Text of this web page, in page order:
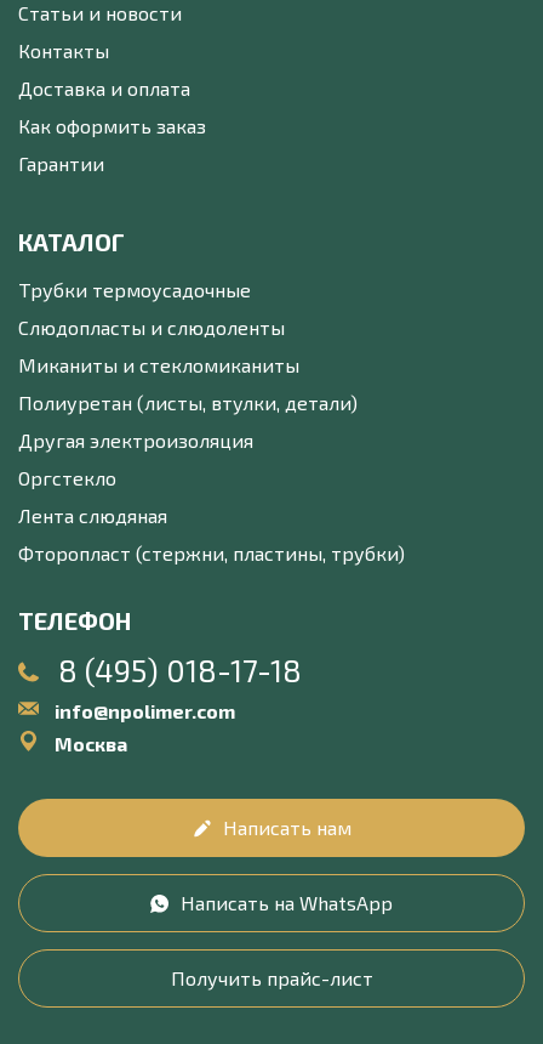
Статьи и новости
Контакты
Доставка и оплата
Как оформить заказ
Гарантии
КАТАЛОГ
Трубки термоусадочные
Слюдопласты и слюдоленты
Миканиты и стекломиканиты
Полиуретан (листы, втулки, детали)
Другая электроизоляция
Оргстекло
Лента слюдяная
Фторопласт (стержни, пластины, трубки)
ТЕЛЕФОН
8 (495) 018-17-18
info@npolimer.com
Москва
Написать нам
Написать на WhatsApp
Получить прайс-лист